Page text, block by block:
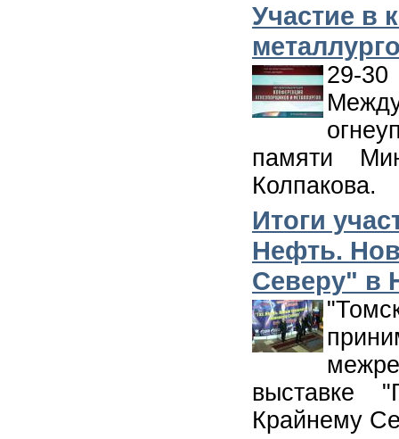
Участие в
29-
памяти
Колпакова.
Итоги
Нефть.
Северу" в
выставке
Крайнему